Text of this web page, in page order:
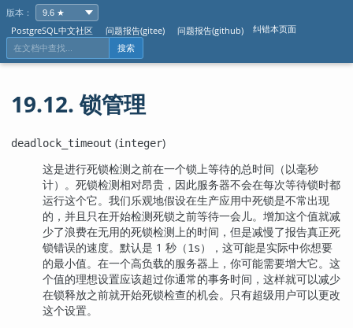
版本：
PostgreSQL中文社区
问题报告(gitee) 问题报告(github) 纠错本页面
搜索
19.12. 锁管理
deadlock_timeout (integer)
这是进行死锁检测之前在一个锁上等待的总时间（以毫秒
计）。死锁检测相对昂贵，因此服务器不会在每次等待锁时都
运行这个它。我们乐观地假设在生产应用中死锁是不常出现
的，并且只在开始检测死锁之前等待一会儿。增加这个值就减
少了浪费在无用的死锁检测上的时间，但是减慢了报告真正死
锁错误的速度。默认是 1 秒（1s），这可能是实际中你想要
的最小值。在一个高负载的服务器上，你可能需要增大它。这
个值的理想设置应该超过你通常的事务时间，这样就可以减少
在锁释放之前就开始死锁检查的机会。只有超级用户可以更改
这个设置。